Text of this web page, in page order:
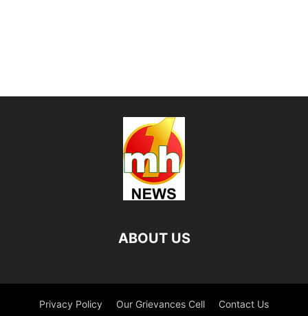
ABOUT US
Privacy Policy Our Grievances Cell Contact Us